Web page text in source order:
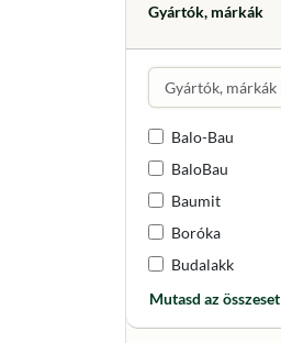
Gyártók, márkák
Balo-Bau
BaloBau
Baumit
Boróka
Budalakk
Mutasd az összeset